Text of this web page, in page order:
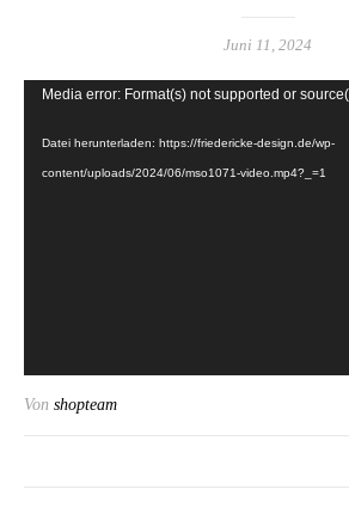
Juni 11, 2024
Video-
Media error: Format(s) not supported or
Datei herunterladen: https://friedericke-design.de/wp-
content/uploads/2024/06/mso1071-video.mp4?_=1
Von shopteam